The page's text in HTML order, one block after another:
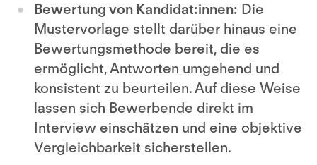
Bewertung von Kandidat:innen: Die
Mustervorlage stellt darüber hinaus eine
Bewertungsmethode bereit, die es
ermöglicht, Antworten umgehend und
konsistent zu beurteilen. Auf diese Weise
lassen sich Bewerbende direkt im
Interview einschätzen und eine objektive
Vergleichbarkeit sicherstellen.